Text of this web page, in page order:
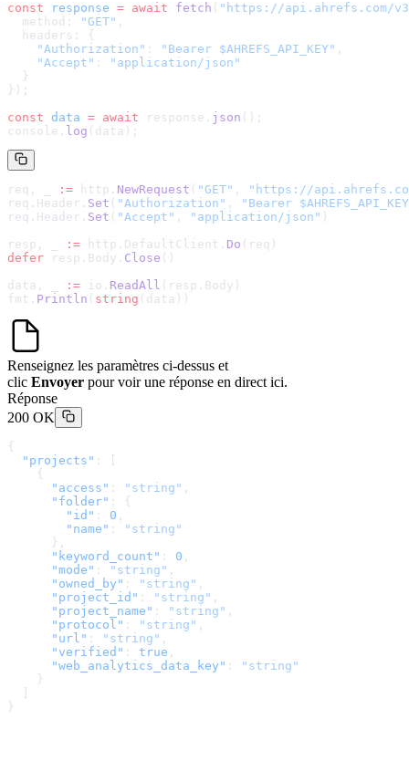
const response = await fetch ( " https://api.ahrefs.com/
  method:
"GET" ,
  headers: {
    "Authorization"
: "Bearer $AHREFS_API_KEY" ,
    "Accept"
:
"application/json"
  }
});
const data = await response. json ();
console. log (data);
req, _ := http. NewRequest ( "GET" , " https://
req.Header. Set ( "Authorization" ,
"Bearer
req.Header. Set ( "Accept" , "application/json" )
resp, _
:= http.DefaultClient. Do (req)
defer resp.Body. Close ()
data, _
:= io. ReadAll (resp.Body)
fmt. Println ( string (data))
Renseignez les paramètres ci-dessus et
clic Envoyer pour voir une réponse en direct ici.
Réponse
200 OK
{
  "projects"
: [
    {
      "access"
: "string" ,
      "folder"
: {
        "id"
: 0 ,
        "name"
:
"string"
      },
      "keyword_count"
: 0 ,
      "mode"
: "string" ,
      "owned_by"
: "string" ,
      "project_id"
: "string" ,
      "project_name"
: "string" ,
      "protocol"
: "string" ,
      "url"
: "string" ,
      "verified"
: true ,
      "web_analytics_data_key"
:
"string"
    }
}